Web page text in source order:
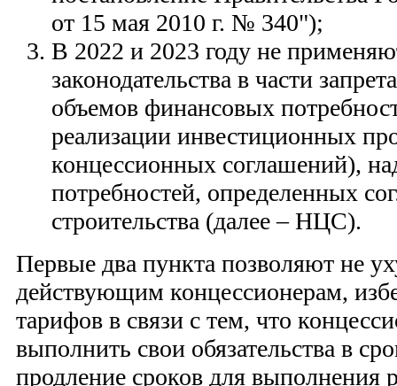
от 15 мая 2010 г. № 340");
В 2022 и 2023 году не
законодательства в части
объемов финансовых
реализации инвестиционных
концессионных соглашений),
потребностей, определенных
строительства (далее – НЦС).
Первые два пункта позволяют не
действующим концессионерам,
тарифов в связи с тем, что
выполнить свои обязательства в
продление сроков для выполнения